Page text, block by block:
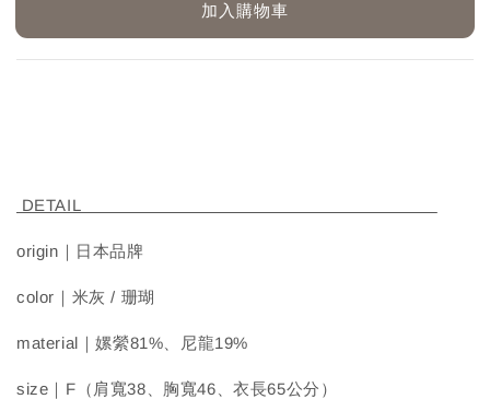
加入購物車
DETAIL
origin｜日本品牌
color｜米灰 / 珊瑚
material｜嫘縈81%、尼龍19%
size｜F（肩寬38、胸寬46、衣長65公分）